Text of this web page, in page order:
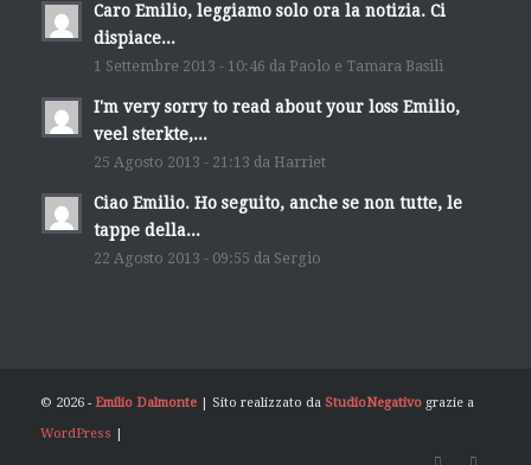
Caro Emilio, leggiamo solo ora la notizia. Ci
dispiace...
1 Settembre 2013 - 10:46 da Paolo e Tamara Basili
I'm very sorry to read about your loss Emilio,
veel sterkte,...
25 Agosto 2013 - 21:13 da Harriet
Ciao Emilio. Ho seguito, anche se non tutte, le
tappe della...
22 Agosto 2013 - 09:55 da Sergio
© 2026 - Emilio Dalmonte| Sito realizzato da StudioNegativograzie a
WordPress